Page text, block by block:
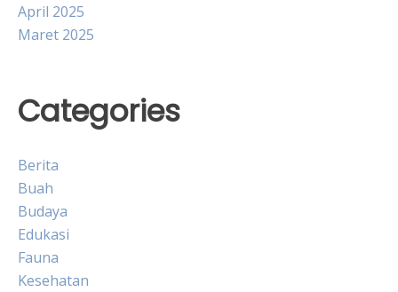
April 2025
Maret 2025
Categories
Berita
Buah
Budaya
Edukasi
Fauna
Kesehatan